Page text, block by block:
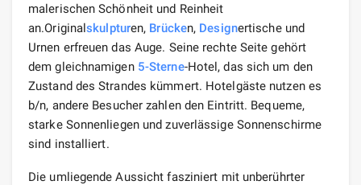
malerischen Schönheit und Reinheit
an.Originalskulpturen, Brücken, Designertische und
Urnen erfreuen das Auge. Seine rechte Seite gehört
dem gleichnamigen 5-Sterne-Hotel, das sich um den
Zustand des Strandes kümmert. Hotelgäste nutzen es
b/n, andere Besucher zahlen den Eintritt. Bequeme,
starke Sonnenliegen und zuverlässige Sonnenschirme
sind installiert.
Die umliegende Aussicht fasziniert mit unberührter